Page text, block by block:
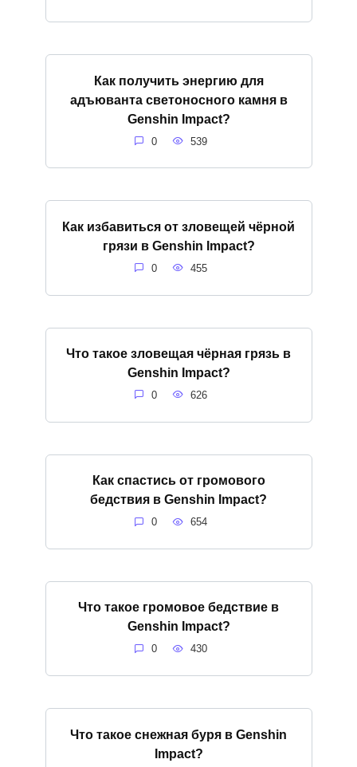
Как получить энергию для
адъюванта светоносного камня в
Genshin Impact?
0 539
Как избавиться от зловещей чёрной
грязи в Genshin Impact?
0 455
Что такое зловещая чёрная грязь в
Genshin Impact?
0 626
Как спастись от громового
бедствия в Genshin Impact?
0 654
Что такое громовое бедствие в
Genshin Impact?
0 430
Что такое снежная буря в Genshin
Impact?